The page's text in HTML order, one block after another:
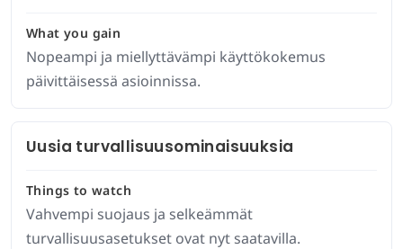
What you gain
Nopeampi ja miellyttävämpi käyttökokemus
päivittäisessä asioinnissa.
Uusia turvallisuusominaisuuksia
Things to watch
Vahvempi suojaus ja selkeämmät
turvallisuusasetukset ovat nyt saatavilla.